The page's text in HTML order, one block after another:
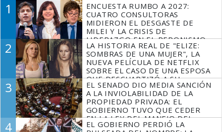
1
ENCUESTA RUMBO A 2027:
CUATRO CONSULTORAS
MIDIERON EL DESGASTE DE
MILEI Y LA CRISIS DE
LIDERAZGO EN EL PERONISMO
2
LA HISTORIA REAL DE "ELIZE:
SOMBRAS DE UNA MUJER", LA
NUEVA PELÍCULA DE NETFLIX
SOBRE EL CASO DE UNA ESPOSA
QUE DESCUARTIZÓ A SU
MARIDO
3
EL SENADO DIO MEDIA SANCIÓN
A LA INVIOLABILIDAD DE LA
PROPIEDAD PRIVADA: EL
GOBIERNO TUVO QUE CEDER
EN LA LEY DEL MANEJO DEL
FUEGO
4
EL GOBIERNO PERDIÓ LA